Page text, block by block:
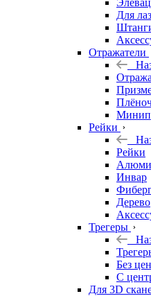
Для
Отражатели
Рейки
Рейки
Инвар
Дерево
Трегеры
Без
С
Для 3D